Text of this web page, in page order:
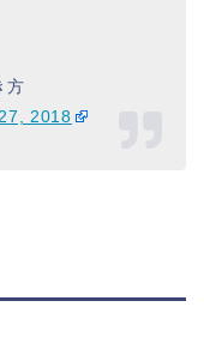
方
2018